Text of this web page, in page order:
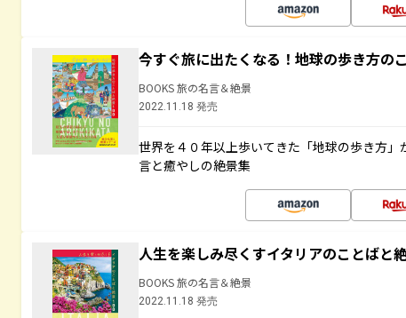
今すぐ旅に出たくなる！地球の歩き方の
BOOKS 旅の名言＆絶景
2022.11.18 発売
世界を４０年以上歩いてきた「地球の歩き方
言と癒やしの絶景集
人生を楽しみ尽くすイタリアのことばと
BOOKS 旅の名言＆絶景
2022.11.18 発売